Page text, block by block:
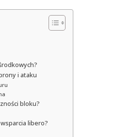
i ataku
bloku?
libero?